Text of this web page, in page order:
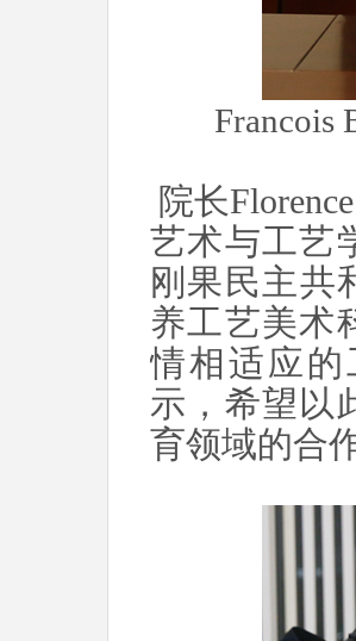
Francois
院长
艺术与工艺
刚果民主共
养工艺美术
情相适应
示，希望以
育领域的合